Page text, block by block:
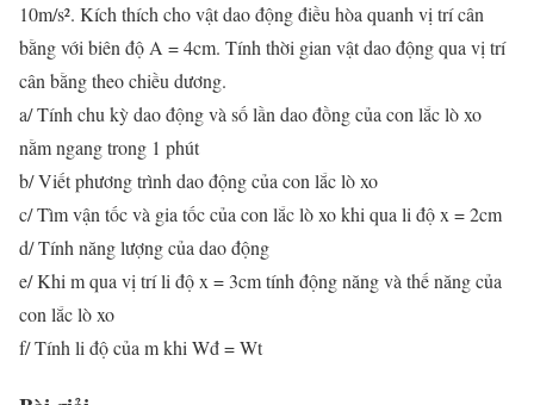
10m/s². Kích thích cho vật dao động điều hòa quanh vị trí cân
bằng với biên độ A = 4cm. Tính thời gian vật dao động qua vị trí
cân bằng theo chiều dương.
a/ Tính chu kỳ dao động và số lần dao đồng của con lắc lò xo
nằm ngang trong 1 phút
b/ Viết phương trình dao động của con lắc lò xo
c/ Tìm vận tốc và gia tốc của con lắc lò xo khi qua li độ x = 2cm
d/ Tính năng lượng của dao động
e/ Khi m qua vị trí li độ x = 3cm tính động năng và thế năng của
con lắc lò xo
f/ Tính li độ của m khi Wđ = Wt